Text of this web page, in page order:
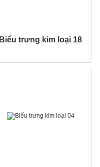
Biểu trưng kim loại 18